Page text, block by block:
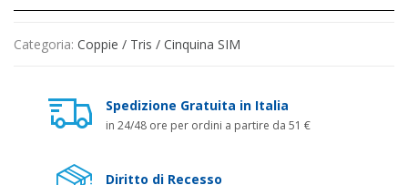
Categoria: Coppie / Tris / Cinquina SIM
Spedizione Gratuita in Italia
in 24/48 ore per ordini a partire da 51 €
Diritto di Recesso